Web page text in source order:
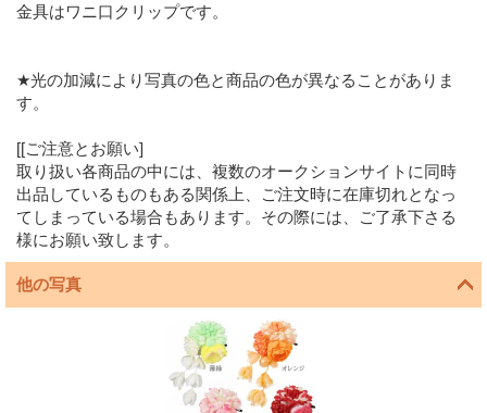
金具はワニ口クリップです。
★光の加減により写真の色と商品の色が異なることがありま
す。
[[ご注意とお願い]
取り扱い各商品の中には、複数のオークションサイトに同時
出品しているものもある関係上、ご注文時に在庫切れとなっ
てしまっている場合もあります。その際には、ご了承下さる
様にお願い致します。
他の写真